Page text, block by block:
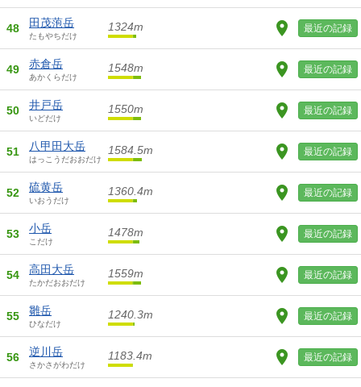
48 田茂萢岳
たもやちだけ
1324m 最近の記録
49 赤倉岳
あかくらだけ
1548m 最近の記録
50 井戸岳
いどだけ
1550m 最近の記録
51 八甲田大岳
はっこうだおおだけ
1584.5m 最近の記録
52 硫黄岳
いおうだけ
1360.4m 最近の記録
53 小岳
こだけ
1478m 最近の記録
54 高田大岳
たかだおおだけ
1559m 最近の記録
55 雛岳
ひなだけ
1240.3m 最近の記録
56 逆川岳
さかさがわだけ
1183.4m 最近の記録